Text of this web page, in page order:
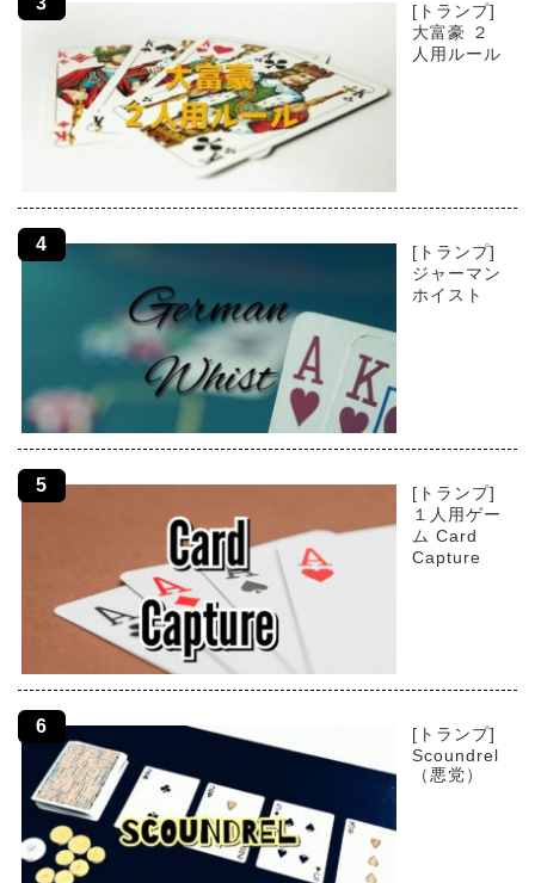
[トランプ]
大富豪 ２
人用ルール
[トランプ]
ジャーマン
ホイスト
[トランプ]
１人用ゲー
ム Card
Capture
[トランプ]
Scoundrel
（悪党）